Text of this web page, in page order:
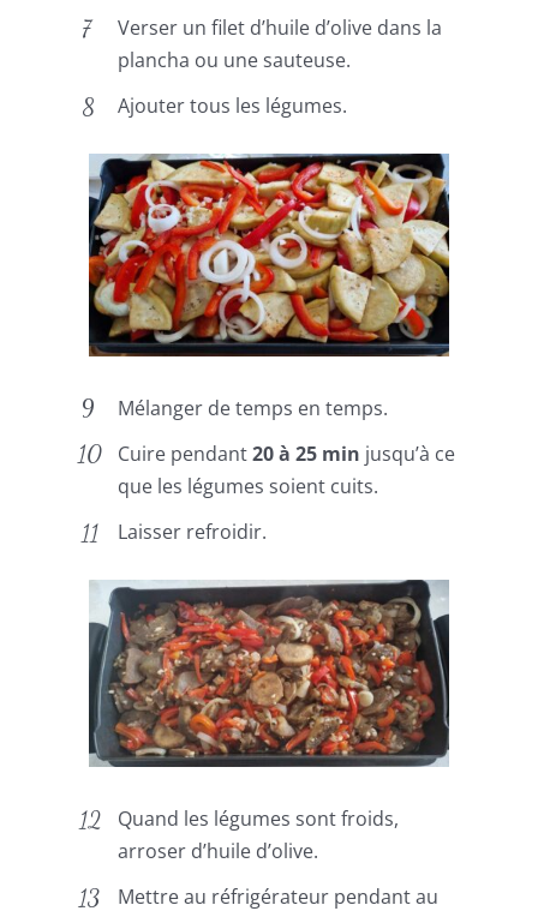
Verser un filet d’huile d’olive dans la
plancha ou une sauteuse.
Ajouter tous les légumes.
Mélanger de temps en temps.
Cuire pendant20 à 25 min jusqu’à ce
que les légumes soient cuits.
Laisser refroidir.
Quand les légumes sont froids,
arroser d’huile d’olive.
Mettre au réfrigérateur pendant au